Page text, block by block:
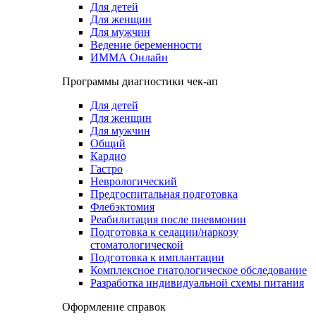
Для детей
Для женщин
Для мужчин
Ведение беременности
ИММА Онлайн
Программы диагностики чек-ап
Для детей
Для женщин
Для мужчин
Общий
Кардио
Гастро
Неврологический
Предгоспитальная подготовка
Флебэктомия
Реабилитация после пневмонии
Подготовка к седации/наркозу
стоматологической
Подготовка к имплантации
Комплексное гнатологическое обследование
Разработка индивидуальной схемы питания
Оформление справок